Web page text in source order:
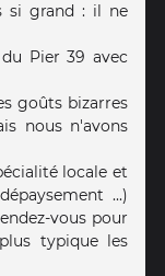
si grand : il ne
Pier 39 avec
goûts bizarres
nous n'avons
locale et
...)
vous pour
typique les